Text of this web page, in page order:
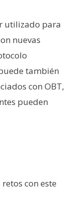
utilizado para
nuevas
también
con OBT,
pueden
con este